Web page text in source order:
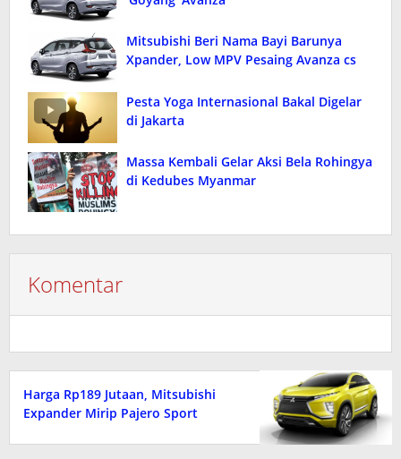
Mitsubishi Beri Nama Bayi Barunya
Xpander, Low MPV Pesaing Avanza cs
Pesta Yoga Internasional Bakal Digelar
di Jakarta
Massa Kembali Gelar Aksi Bela Rohingya
di Kedubes Myanmar
Komentar
Harga Rp189 Jutaan, Mitsubishi
Expander Mirip Pajero Sport